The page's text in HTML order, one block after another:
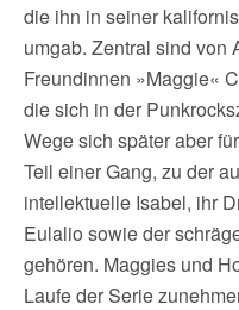
die ihn in seiner
umgab. Zentral sind von
Freundinnen »Maggie«
die sich in der
Wege sich später aber
Teil einer Gang, zu der
intellektuelle Isabel, ihr
Eulalio sowie der
gehören. Maggies und
Laufe der Serie